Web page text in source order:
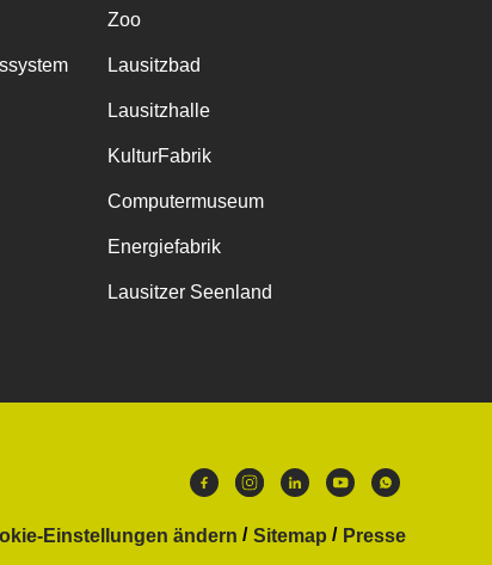
Zoo
Lausitzbad
Lausitzhalle
KulturFabrik
Computermuseum
Energiefabrik
Lausitzer Seenland
Einstellungen ändern Sitemap
Presse